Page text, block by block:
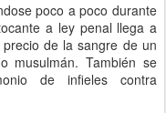
poco a poco durante
a ley penal llega a
de la sangre de un
musulmán. También se
de infieles contra